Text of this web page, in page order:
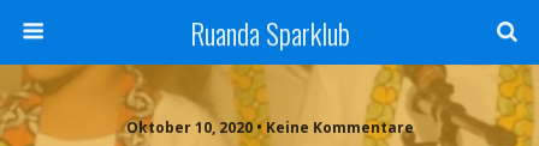
Ruanda Sparklub
Oktober 10, 2020 • Keine Kommentare